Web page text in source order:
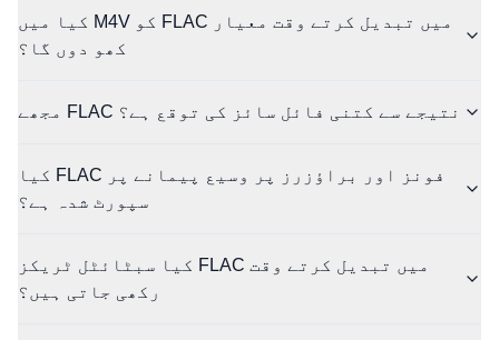
کیا میں M4V کو FLAC میں تبدیل کرتے وقت معیار
کھو دوں گا؟
مجھے FLAC نتیجے سے کتنی فائل سائز کی توقع ہے؟
کیا FLAC فونز اور براؤزرز پر وسیع پیمانے پر
سپورٹ شدہ ہے؟
کیا سبٹائٹل ٹریکز FLAC میں تبدیل کرتے وقت
رکھی جاتی ہیں؟